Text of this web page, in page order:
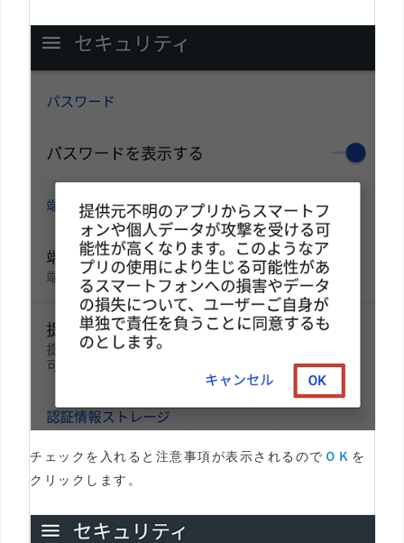
チェックを入れると注意事項が表示されるので ＯＫ を
クリックします。